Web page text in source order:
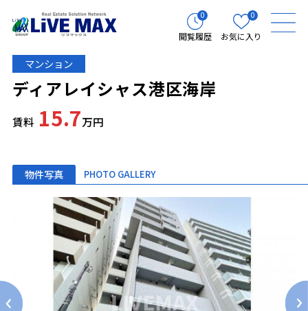
0
閲覧履歴
0
お気に入り
マンション
ディアレイシャス港区海岸
賃料 15.7万円
物件写真 PHOTO GALLERY